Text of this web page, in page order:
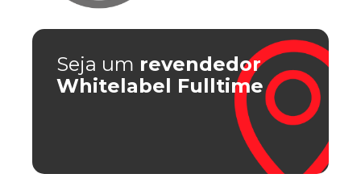
Seja um revendedor
Whitelabel Fulltime